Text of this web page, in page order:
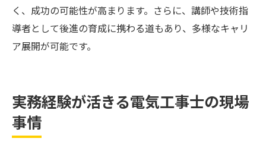
く、成功の可能性が高まります。さらに、講師や技術指
導者として後進の育成に携わる道もあり、多様なキャリ
ア展開が可能です。
実務経験が活きる電気工事士の現場
事情